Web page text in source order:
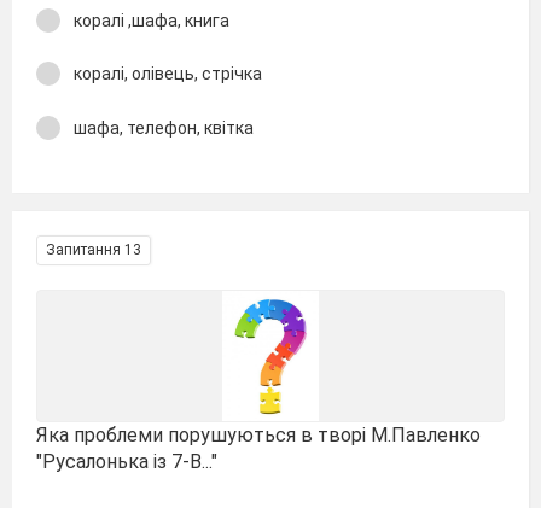
коралі ,шафа, книга
коралі, олівець, стрічка
шафа, телефон, квітка
Запитання 13
Яка проблеми порушуються в творі М.Павленко
"Русалонька із 7-В..."